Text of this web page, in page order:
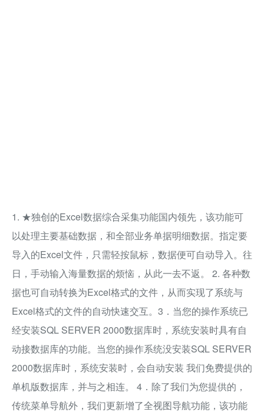
1. ★独创的Excel数据综合采集功能国内领先，该功能可
以处理主要基础数据，和全部业务单据明细数据。指定要
导入的Excel文件，只需轻按鼠标，数据便可自动导入。往
日，手动输入海量数据的烦恼，从此一去不返。 2. 各种数
据也可自动转换为Excel格式的文件，从而实现了系统与
Excel格式的文件的自动快速交互。3．当您的操作系统已
经安装SQL SERVER 2000数据库时，系统安装时具有自
动接数据库的功能。当您的操作系统没安装SQL SERVER
2000数据库时，系统安装时，会自动安装 我们免费提供的
单机版数据库，并与之相连。 4．除了我们为您提供的，
传统菜单导航外，我们更新增了全视图导航功能，该功能